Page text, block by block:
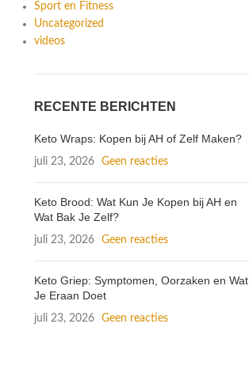
Sport en Fitness
Uncategorized
videos
RECENTE BERICHTEN
Keto Wraps: Kopen bij AH of Zelf Maken?
juli 23, 2026 Geen reacties
Keto Brood: Wat Kun Je Kopen bij AH en
Wat Bak Je Zelf?
juli 23, 2026 Geen reacties
Keto Griep: Symptomen, Oorzaken en Wat
Je Eraan Doet
juli 23, 2026 Geen reacties